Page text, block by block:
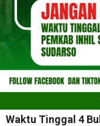
Waktu Tinggal 4